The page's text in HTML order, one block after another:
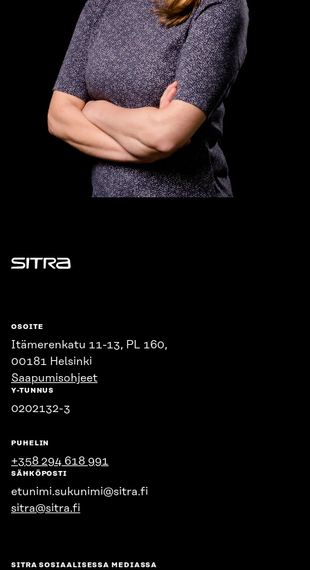
Sitra
OSOITE
Itämerenkatu 11-13, PL 160,
00181 Helsinki
Saapumisohjeet
Y-TUNNUS
0202132-3
PUHELIN
+358 294 618 991
SÄHKÖPOSTI
etunimi.sukunimi@sitra.fi
sitra@sitra.fi
SITRA SOSIAALISESSA MEDIASSA